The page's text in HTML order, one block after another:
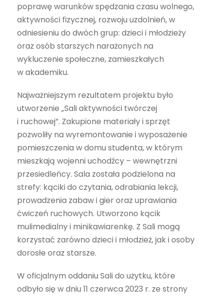
poprawę warunków spędzania czasu wolnego,
aktywności fizycznej, rozwoju uzdolnień, w
odniesieniu do dwóch grup: dzieci i młodzieży
oraz osób starszych narażonych na
wykluczenie społeczne, zamieszkałych
w akademiku.
Najważniejszym rezultatem projektu było
utworzenie „Sali aktywności twórczej
i ruchowej”. Zakupione materiały i sprzęt
pozwoliły na wyremontowanie i wyposażenie
pomieszczenia w domu studenta, w którym
mieszkają wojenni uchodźcy – wewnętrzni
przesiedleńcy. Sala została podzielona na
strefy: kąciki do czytania, odrabiania lekcji,
prowadzenia zabaw i gier oraz uprawiania
ćwiczeń ruchowych. Utworzono kącik
mulimedialny i minikawiarenkę. Z Sali mogą
korzystać zarówno dzieci i młodzież, jak i osoby
dorosłe oraz starsze.
W oficjalnym oddaniu Sali do użytku, które
odbyło się w dniu 11 czerwca 2023 r. ze strony